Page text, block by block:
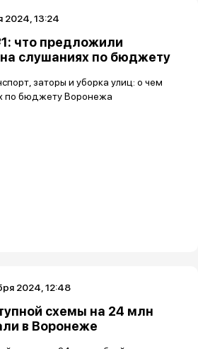
2024, 13:24
что предложили
слушаниях по бюджету
2024, 12:48
схемы на 24 млн
в Воронеже